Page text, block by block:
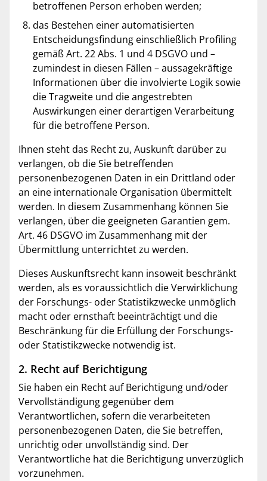
betroffenen Person erhoben werden;
das Bestehen einer automatisierten
Entscheidungsfindung einschließlich Profiling
gemäß Art. 22 Abs. 1 und 4 DSGVO und –
zumindest in diesen Fällen – aussagekräftige
Informationen über die involvierte Logik sowie
die Tragweite und die angestrebten
Auswirkungen einer derartigen Verarbeitung
für die betroffene Person.
Ihnen steht das Recht zu, Auskunft darüber zu
verlangen, ob die Sie betreffenden
personenbezogenen Daten in ein Drittland oder
an eine internationale Organisation übermittelt
werden. In diesem Zusammenhang können Sie
verlangen, über die geeigneten Garantien gem.
Art. 46 DSGVO im Zusammenhang mit der
Übermittlung unterrichtet zu werden.
Dieses Auskunftsrecht kann insoweit beschränkt
werden, als es voraussichtlich die Verwirklichung
der Forschungs- oder Statistikzwecke unmöglich
macht oder ernsthaft beeinträchtigt und die
Beschränkung für die Erfüllung der Forschungs-
oder Statistikzwecke notwendig ist.
2. Recht auf Berichtigung
Sie haben ein Recht auf Berichtigung und/oder
Vervollständigung gegenüber dem
Verantwortlichen, sofern die verarbeiteten
personenbezogenen Daten, die Sie betreffen,
unrichtig oder unvollständig sind. Der
Verantwortliche hat die Berichtigung unverzüglich
vorzunehmen.